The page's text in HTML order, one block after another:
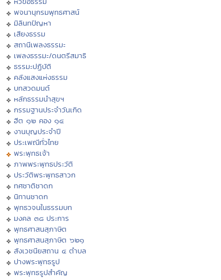
พจนานุกรมพุทธศาสน์
มิลินทปัญหา
เสียงธรรม
สถานีเพลงธรรมะ
เพลงธรรมะ/ดนตรีสมาธิ
ธรรมะปฏิบัติ
คลังแสงแห่งธรรม
บทสวดมนต์
หลักธรรมนำสุขฯ
กรรมฐานประจำวันเกิด
ฮีต ๑๒ คอง ๑๔
งานบุญประจำปี
ประเพณีทั่วไทย
พระพุทธเจ้า
ภาพพระพุทธประวัติ
ประวัติพระพุทธสาวก
ทศชาติชาดก
นิทานชาดก
พุทธวจนในธรรมบท
มงคล ๓๘ ประการ
พุทธศาสนสุภาษิต
พุทธศาสนสุภาษิต ๖๒๑
สังเวชนียสถาน ๔ ตำบล
ปางพระพุทธรูป
พระพุทธรูปสำคัญ